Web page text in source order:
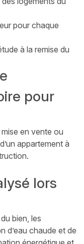
pour chaque
à la remise du
pour
en vente ou
appartement à
lors
bien, les
d’eau chaude et de